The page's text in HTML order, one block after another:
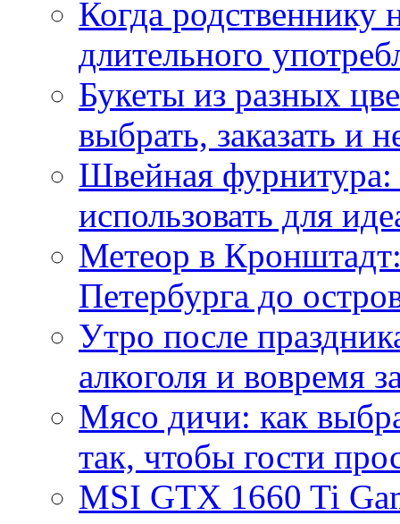
Когда
длительного
Букеты из разных
выбрать, заказать и
Швейная фурнитура:
использовать для
Метеор в
Петербурга до
Утро после
алкоголя и вовремя
Мясо дичи: как
так, чтобы гости
MSI GTX 1660 Ti